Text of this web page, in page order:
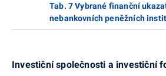
Tab. 7 Vybrané finanční
nebankovních peněžních
Investiční společnosti a investiční